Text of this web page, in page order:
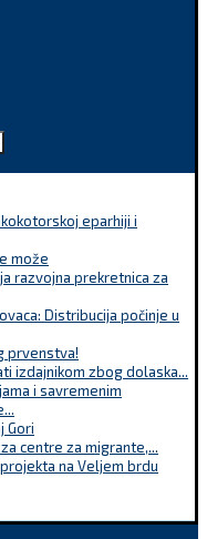
eparhiji i
može
razvojna prekretnica za
Distribucija počinje u
prvenstva!
izdajnikom zbog dolaska...
i savremenim
Gori
centre za migrante,...
na Veljem brdu